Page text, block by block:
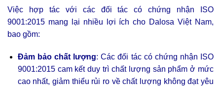
Việc hợp tác với các đối tác có chứng nhận ISO
9001:2015 mang lại nhiều lợi ích cho Dalosa Việt Nam,
bao gồm:
Đảm bảo chất lượng: Các đối tác có chứng nhận ISO
9001:2015 cam kết duy trì chất lượng sản phẩm ở mức
cao nhất, giảm thiểu rủi ro về chất lượng không đạt yêu